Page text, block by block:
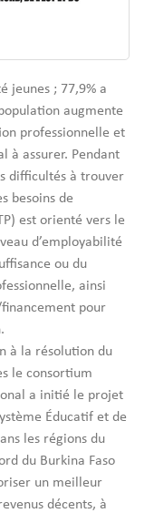
jeunes ; 77,9% a
augmente
professionnelle et
à assurer. Pendant
difficultés à trouver
besoins de
est orienté vers le
d’employabilité
ou du
ainsi
pour
à la résolution du
le consortium
a initié le projet
Éducatif et de
les régions du
du Burkina Faso
un meilleur
décents, à